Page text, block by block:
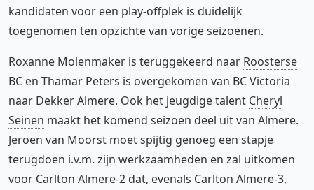
kandidaten voor een play-offplek is duidelijk
toegenomen ten opzichte van vorige seizoenen.
Roxanne Molenmaker is teruggekeerd naar Roosterse
BC en Thamar Peters is overgekomen van BC Victoria
naar Dekker Almere. Ook het jeugdige talent Cheryl
Seinen maakt het komend seizoen deel uit van Almere.
Jeroen van Moorst moet spijtig genoeg een stapje
terugdoen i.v.m. zijn werkzaamheden en zal uitkomen
voor Carlton Almere-2 dat, evenals Carlton Almere-3,